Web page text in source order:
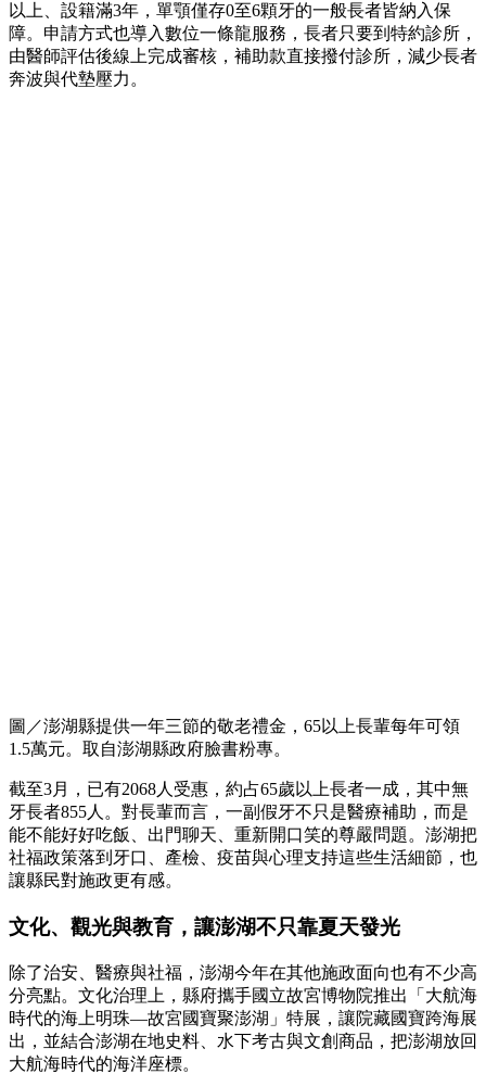
以上、設籍滿3年，單顎僅存0至6顆牙的一般長者皆納入保
障。申請方式也導入數位一條龍服務，長者只要到特約診所，
由醫師評估後線上完成審核，補助款直接撥付診所，減少長者
奔波與代墊壓力。
圖／澎湖縣提供一年三節的敬老禮金，65以上長輩每年可領
1.5萬元。取自澎湖縣政府臉書粉專。
截至3月，已有2068人受惠，約占65歲以上長者一成，其中無
牙長者855人。對長輩而言，一副假牙不只是醫療補助，而是
能不能好好吃飯、出門聊天、重新開口笑的尊嚴問題。澎湖把
社福政策落到牙口、產檢、疫苗與心理支持這些生活細節，也
讓縣民對施政更有感。
文化、觀光與教育，讓澎湖不只靠夏天發光
除了治安、醫療與社福，澎湖今年在其他施政面向也有不少高
分亮點。文化治理上，縣府攜手國立故宮博物院推出「大航海
時代的海上明珠—故宮國寶聚澎湖」特展，讓院藏國寶跨海展
出，並結合澎湖在地史料、水下考古與文創商品，把澎湖放回
大航海時代的海洋座標。